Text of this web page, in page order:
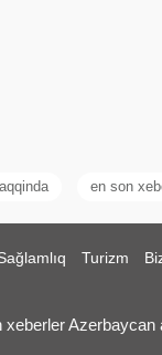
en son
Turizm
Azerbaycan